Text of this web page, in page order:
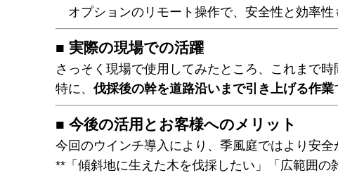
オプションのリモート操作で、安全性と効率性
■ 実際の現場での活躍
さっそく現場で使用してみたところ、これまで
特に、伐採後の幹を道路沿いまで引き上げる作業
■ 今後の活用とお客様へのメリット
今回のウインチ導入により、季風庭ではより安
**「傾斜地に生えた木を伐採したい」「広範囲